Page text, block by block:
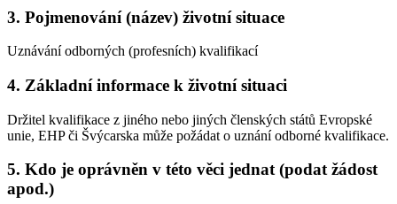
3. Pojmenování (název) životní situace
Uznávání odborných (profesních) kvalifikací
4. Základní informace k životní situaci
Držitel kvalifikace z jiného nebo jiných členských států Evropské
unie, EHP či Švýcarska může požádat o uznání odborné kvalifikace.
5. Kdo je oprávněn v této věci jednat (podat žádost
apod.)